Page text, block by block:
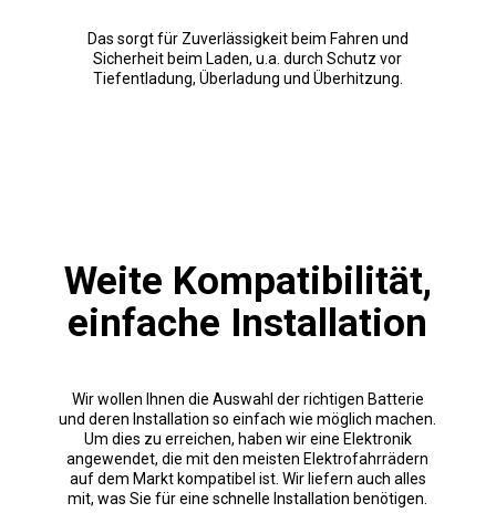
Das sorgt für Zuverlässigkeit beim Fahren und
Sicherheit beim Laden, u.a. durch Schutz vor
Tiefentladung, Überladung und Überhitzung.
Weite Kompatibilität,
einfache Installation
Wir wollen Ihnen die Auswahl der richtigen Batterie
und deren Installation so einfach wie möglich machen.
Um dies zu erreichen, haben wir eine Elektronik
angewendet, die mit den meisten Elektrofahrrädern
auf dem Markt kompatibel ist. Wir liefern auch alles
mit, was Sie für eine schnelle Installation benötigen.